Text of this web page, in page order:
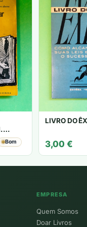
H.
Bom
LIVRO DO
3,00 €
EMPRESA
Quem Somos
Doar Livros